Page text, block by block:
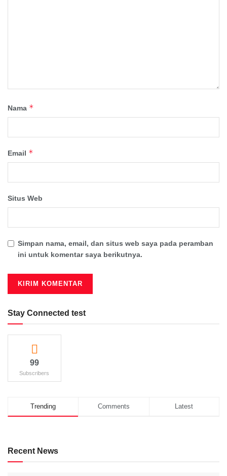
Nama *
Email *
Situs Web
Simpan nama, email, dan situs web saya pada peramban
ini untuk komentar saya berikutnya.
Stay Connected test
99
Subscribers
Trending Comments Latest
Recent News